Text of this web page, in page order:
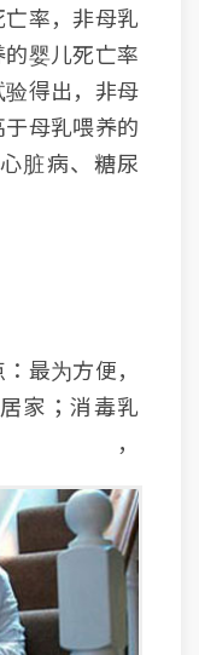
率，非母乳
婴儿死亡率
得出，非母
母乳喂养的
脏病、糖尿
最为方便，
家；消毒乳